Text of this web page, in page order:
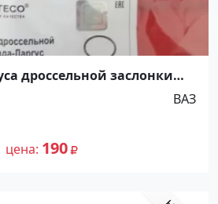
дроссельной заслонки
ВАЗ
цена 190